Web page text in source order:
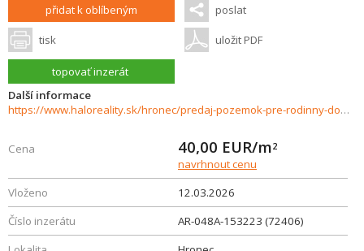
přidat k oblíbeným poslat
tisk uložit PDF
topovať inzerát
Další informace
https://www.haloreality.sk/hronec/predaj-pozemok-pre-rodinny-dom---1000-m2-hronec---exkluzivne-halo-reality/72406
Cena 40,00 EUR/m2
navrhnout cenu
Vloženo
12.03.2026
Číslo inzerátu
AR-048A-153223 (72406)